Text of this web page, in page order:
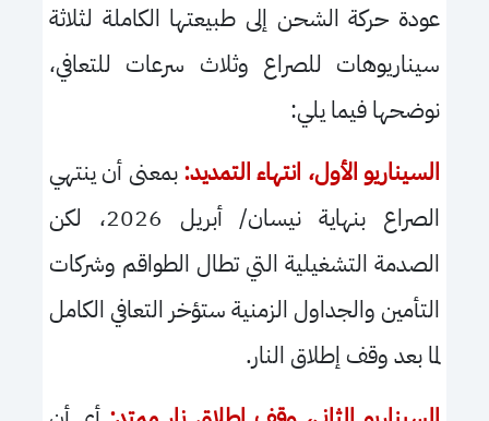
عودة حركة الشحن إلى طبيعتها الكاملة لثلاثة
سيناريوهات للصراع وثلاث سرعات للتعافي،
نوضحها فيما يلي:
السيناريو الأول، انتهاء التمديد:بمعنى أن ينتهي
الصراع بنهاية نيسان/ أبريل 2026، لكن
الصدمة التشغيلية التي تطال الطواقم وشركات
التأمين والجداول الزمنية ستؤخر التعافي الكامل
لما بعد وقف إطلاق النار.